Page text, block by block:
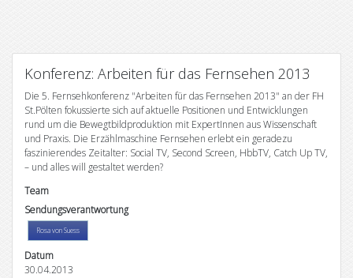
Konferenz: Arbeiten für das Fernsehen 2013
Die 5. Fernsehkonferenz "Arbeiten für das Fernsehen 2013" an der FH
St.Pölten fokussierte sich auf aktuelle Positionen und Entwicklungen
rund um die Bewegtbildproduktion mit ExpertInnen aus Wissenschaft
und Praxis. Die Erzählmaschine Fernsehen erlebt ein geradezu
faszinierendes Zeitalter: Social TV, Second Screen, HbbTV, Catch Up TV,
– und alles will gestaltet werden?
Team
Sendungsverantwortung
Rosa von Suess
Datum
30.04.2013